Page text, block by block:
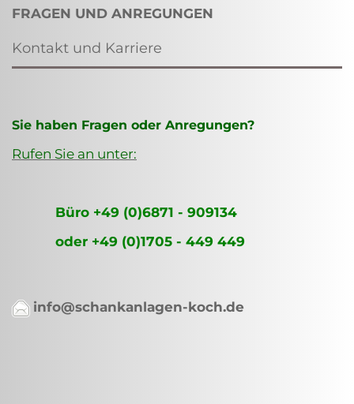
FRAGEN UND ANREGUNGEN
Kontakt und Karriere
Sie haben Fragen oder Anregungen?
Rufen Sie an unter:
Büro +49 (0)6871 - 909134
oder +49 (0)1705 - 449 449
info@schankanlagen-koch.de